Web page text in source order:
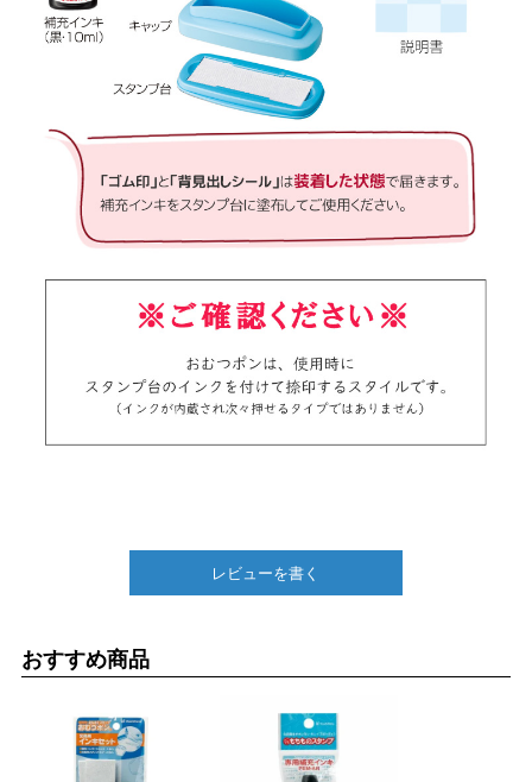
レビューを書く
おすすめ商品